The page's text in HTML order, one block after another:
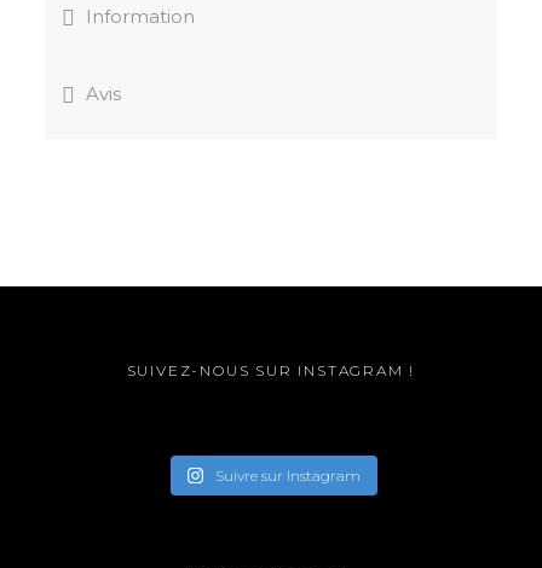
Information
Avis
SUIVEZ-NOUS SUR INSTAGRAM !
Suivre sur Instagram